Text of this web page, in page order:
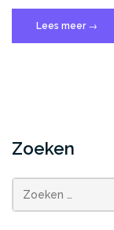
Lees meer →
Zoeken